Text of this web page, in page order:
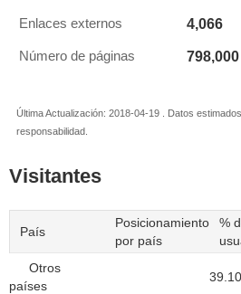
Enlaces externos 4,066
Número de páginas 798,000
Última Actualización: 2018-04-19 . Datos
responsabilidad.
Visitantes
País
Posicionamiento
por país
%
Otros
países